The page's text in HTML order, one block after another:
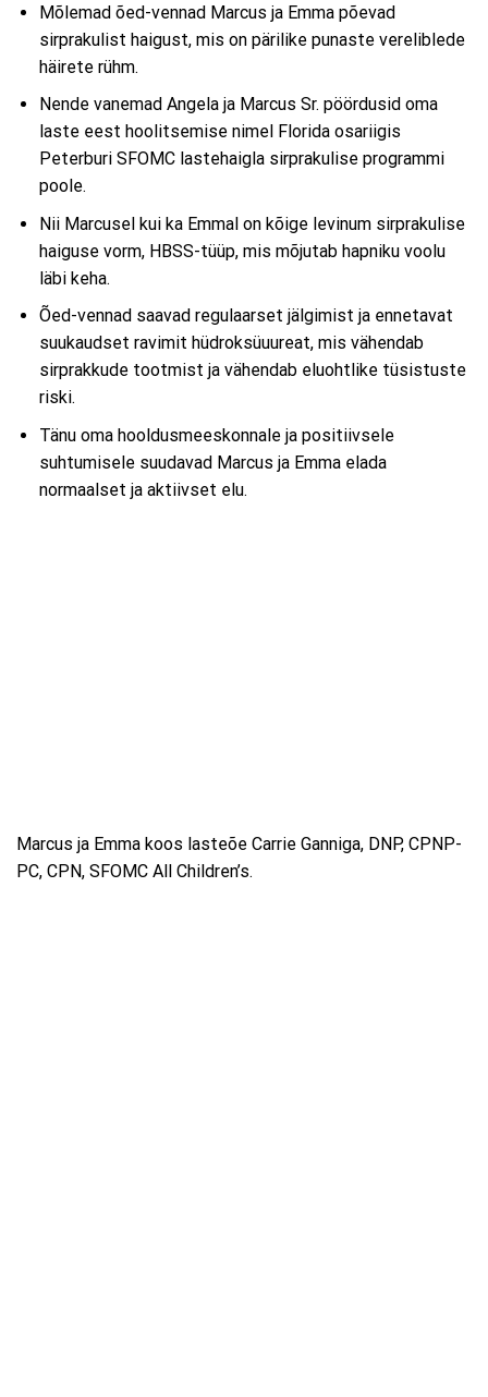
Mõlemad õed-vennad Marcus ja Emma põevad
sirprakulist haigust, mis on pärilike punaste vereliblede
häirete rühm.
Nende vanemad Angela ja Marcus Sr. pöördusid oma
laste eest hoolitsemise nimel Florida osariigis
Peterburi SFOMC lastehaigla sirprakulise programmi
poole.
Nii Marcusel kui ka Emmal on kõige levinum sirprakulise
haiguse vorm, HBSS-tüüp, mis mõjutab hapniku voolu
läbi keha.
Õed-vennad saavad regulaarset jälgimist ja ennetavat
suukaudset ravimit hüdroksüuureat, mis vähendab
sirprakkude tootmist ja vähendab eluohtlike tüsistuste
riski.
Tänu oma hooldusmeeskonnale ja positiivsele
suhtumisele suudavad Marcus ja Emma elada
normaalset ja aktiivset elu.
Marcus ja Emma koos lasteõe Carrie Ganniga, DNP, CPNP-
PC, CPN, SFOMC All Children’s.